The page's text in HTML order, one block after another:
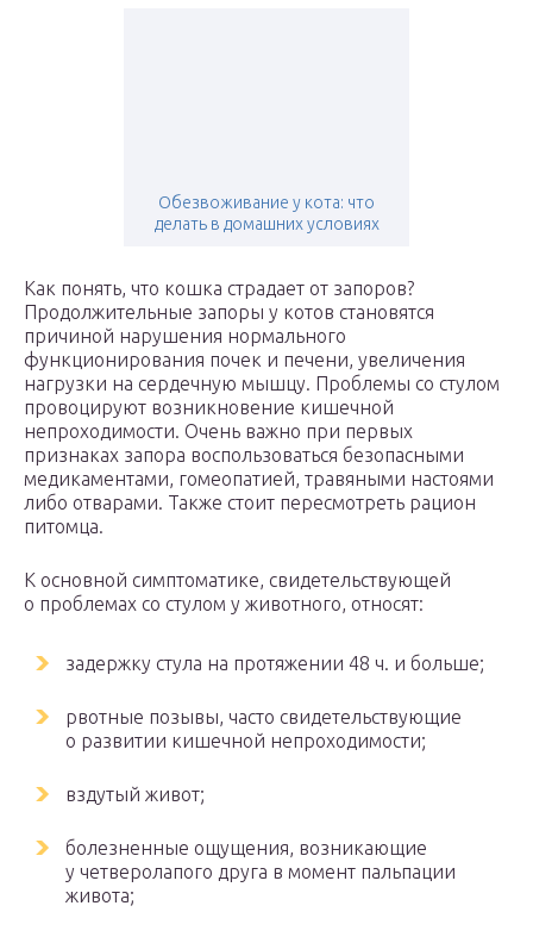
Обезвоживание у кота: что
делать в домашних условиях
Как понять, что кошка страдает от запоров?
Продолжительные запоры у котов становятся
причиной нарушения нормального
функционирования почек и печени, увеличения
нагрузки на сердечную мышцу. Проблемы со стулом
провоцируют возникновение кишечной
непроходимости. Очень важно при первых
признаках запора воспользоваться безопасными
медикаментами, гомеопатией, травяными настоями
либо отварами. Также стоит пересмотреть рацион
питомца.
К основной симптоматике, свидетельствующей
о проблемах со стулом у животного, относят:
задержку стула на протяжении 48 ч. и больше;
рвотные позывы, часто свидетельствующие
о развитии кишечной непроходимости;
вздутый живот;
болезненные ощущения, возникающие
у четверолапого друга в момент пальпации
живота;